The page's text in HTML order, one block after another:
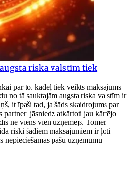
riska valstīm tiek
par to, kādēļ tiek veikts maksājums
no tā sauktajām augsta riska valstīm ir
it īpaši tad, ja šāds skaidrojums par
partneri jāsniedz atkārtoti jau kārtējo
ne viens vien uzņēmējs. Tomēr
riski šādiem maksājumiem ir ļoti
nepieciešamas pašu uzņēmumu